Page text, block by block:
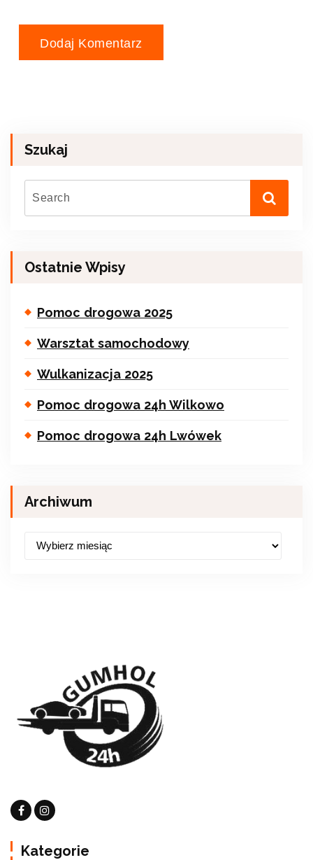
Szukaj
Ostatnie Wpisy
Pomoc drogowa 2025
Warsztat samochodowy
Wulkanizacja 2025
Pomoc drogowa 24h Wilkowo
Pomoc drogowa 24h Lwówek
Archiwum
Kategorie